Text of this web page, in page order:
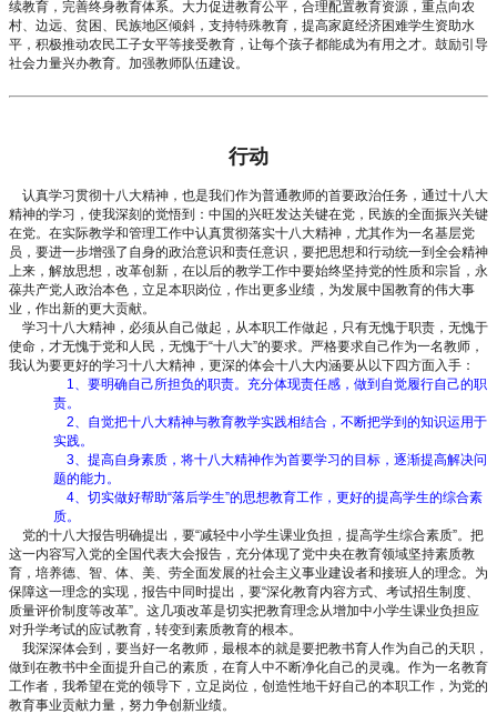
续教育，完善终身教育体系。大力促进教育公平，合理配置教育资源，重点向农
村、边远、贫困、民族地区倾斜，支持特殊教育，提高家庭经济困难学生资助水
平，积极推动农民工子女平等接受教育，让每个孩子都能成为有用之才。鼓励引导
社会力量兴办教育。加强教师队伍建设。
行动
认真学习贯彻十八大精神，也是我们作为普通教师的首要政治任务，通过十八大
精神的学习，使我深刻的觉悟到：中国的兴旺发达关键在党，民族的全面振兴关键
在党。在实际教学和管理工作中认真贯彻落实十八大精神，尤其作为一名基层党
员，要进一步增强了自身的政治意识和责任意识，要把思想和行动统一到全会精神
上来，解放思想，改革创新，在以后的教学工作中要始终坚持党的性质和宗旨，永
葆共产党人政治本色，立足本职岗位，作出更多业绩，为发展中国教育的伟大事
业，作出新的更大贡献。
学习十八大精神，必须从自己做起，从本职工作做起，只有无愧于职责，无愧于
使命，才无愧于党和人民，无愧于“十八大”的要求。严格要求自己作为一名教师，
我认为要更好的学习十八大精神，更深的体会十八大内涵要从以下四方面入手：
1、要明确自己所担负的职责。充分体现责任感，做到自觉履行自己的职
责。
2、自觉把十八大精神与教育教学实践相结合，不断把学到的知识运用于
实践。
3、提高自身素质，将十八大精神作为首要学习的目标，逐渐提高解决问
题的能力。
4、切实做好帮助“落后学生”的思想教育工作，更好的提高学生的综合素
质。
党的十八大报告明确提出，要“减轻中小学生课业负担，提高学生综合素质”。把
这一内容写入党的全国代表大会报告，充分体现了党中央在教育领域坚持素质教
育，培养德、智、体、美、劳全面发展的社会主义事业建设者和接班人的理念。为
保障这一理念的实现，报告中同时提出，要“深化教育内容方式、考试招生制度、
质量评价制度等改革”。这几项改革是切实把教育理念从增加中小学生课业负担应
对升学考试的应试教育，转变到素质教育的根本。
我深深体会到，要当好一名教师，最根本的就是要把教书育人作为自己的天职，
做到在教书中全面提升自己的素质，在育人中不断净化自己的灵魂。作为一名教育
工作者，我希望在党的领导下，立足岗位，创造性地干好自己的本职工作，为党的
教育事业贡献力量，努力争创新业绩。